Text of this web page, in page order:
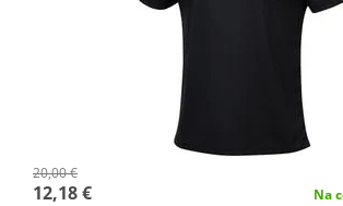
20,00 €
12,18 € Na